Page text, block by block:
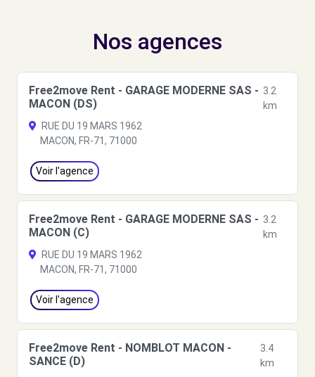
Nos agences
Free2move Rent - GARAGE MODERNE SAS -
MACON (DS)
3.2
km
RUE DU 19 MARS 1962
MACON, FR-71, 71000
Voir l'agence
Free2move Rent - GARAGE MODERNE SAS -
MACON (C)
3.2
km
RUE DU 19 MARS 1962
MACON, FR-71, 71000
Voir l'agence
Free2move Rent - NOMBLOT MACON -
SANCE (D)
3.4
km